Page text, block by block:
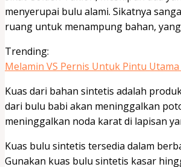
menyerupai bulu alami. Sikatnya
ruang untuk menampung bahan,
Trending:
Melamin VS Pernis Untuk Pintu
Kuas dari bahan sintetis adalah
dari bulu babi akan meninggalkan
meninggalkan noda karat di lapisan
Kuas bulu sintetis tersedia dalam
Gunakan kuas bulu sintetis kasar